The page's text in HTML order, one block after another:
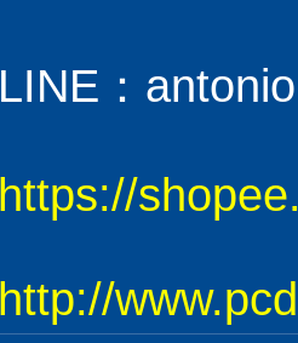
LINE：
https://
http://